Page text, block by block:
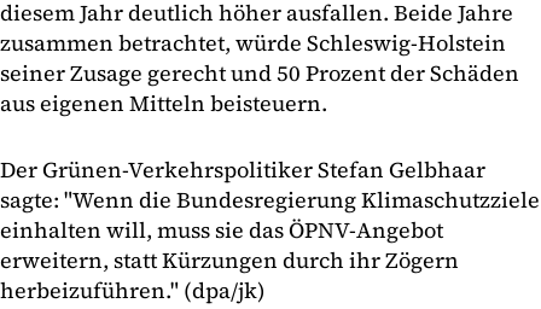
diesem Jahr deutlich höher ausfallen. Beide Jahre
zusammen betrachtet, würde Schleswig-Holstein
seiner Zusage gerecht und 50 Prozent der Schäden
aus eigenen Mitteln beisteuern.
Der Grünen-Verkehrspolitiker Stefan Gelbhaar
sagte: "Wenn die Bundesregierung Klimaschutzziele
einhalten will, muss sie das ÖPNV-Angebot
erweitern, statt Kürzungen durch ihr Zögern
herbeizuführen." (dpa/jk)